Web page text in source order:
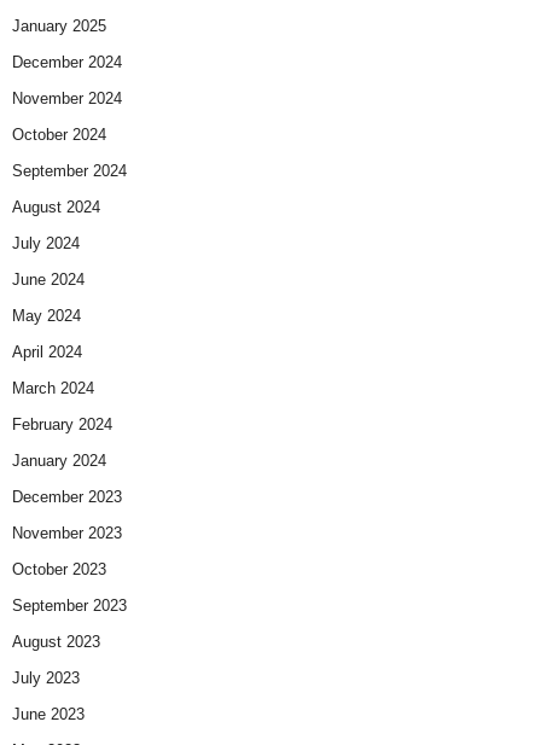
January 2025
December 2024
November 2024
October 2024
September 2024
August 2024
July 2024
June 2024
May 2024
April 2024
March 2024
February 2024
January 2024
December 2023
November 2023
October 2023
September 2023
August 2023
July 2023
June 2023